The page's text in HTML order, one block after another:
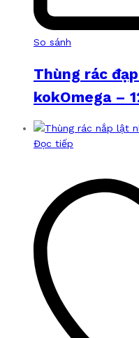
So sánh
Thùng rác
kokOmega –
Đọc tiếp